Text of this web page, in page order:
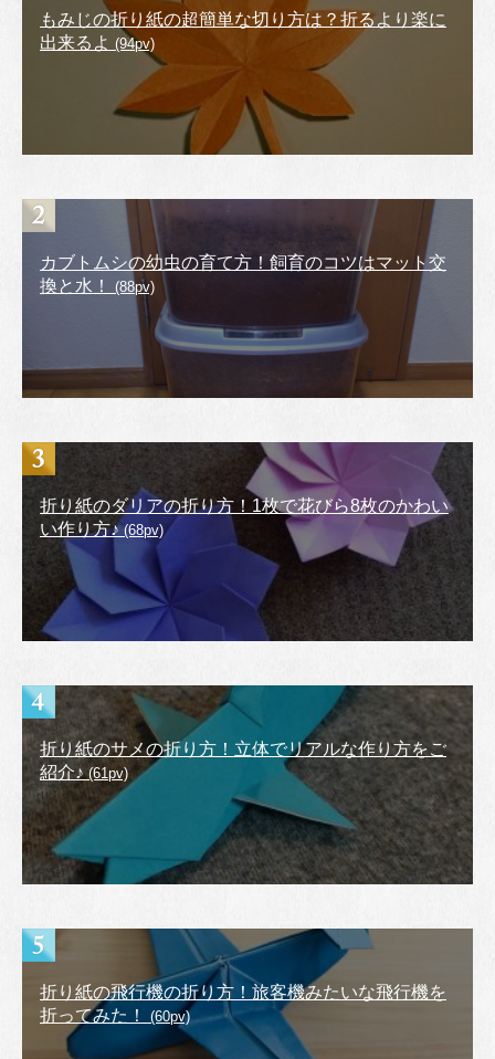
もみじの折り紙の超簡単な切り方は？折るより楽に
出来るよ (94pv)
カブトムシの幼虫の育て方！飼育のコツはマット交
換と水！
(88pv)
折り紙のダリアの折り方！1枚で花びら8枚のかわい
い作り方♪(68pv)
折り紙のサメの折り方！立体でリアルな作り方をご
紹介♪(61pv)
折り紙の飛行機の折り方！旅客機みたいな飛行機を
折ってみた！
(60pv)